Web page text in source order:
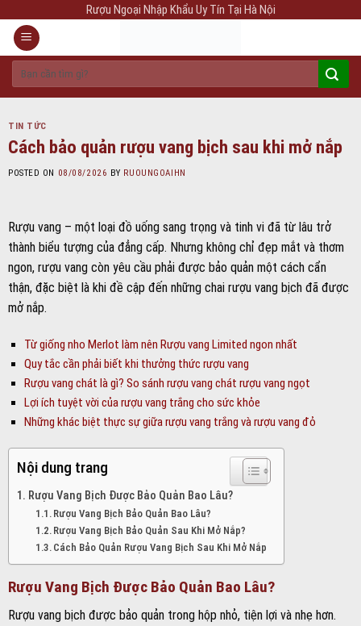
content
Rượu Ngoại Nhập Khẩu Uy Tín Tại Hà Nội
kiếm:
TIN TỨC
Cách bảo quản rượu vang bịch sau khi mở nắp
POSTED ON 08/08/2026 BY RUOUNGOAIHN
Rượu vang – một loại đồ uống sang trọng và tinh vi đã từ lâu trở
thành biểu tượng của đẳng cấp. Nhưng không chỉ đẹp mắt và thơm
ngon, rượu vang còn yêu cầu phải được bảo quản một cách cẩn
thận, đặc biệt là khi đề cập đến những chai rượu vang bịch đã được
mở nắp.
Từ giống nho Merlot làm nên Rượu vang Limited ngon nhất
Quy tắc cần phải biết khi thưởng thức rượu vang
Rượu vang chát là gì? So sánh rượu vang chát rượu vang ngọt
Lợi ích tuyệt vời của rượu vang trắng cho sức khỏe
Những khác biệt thực sự giữa rượu vang trắng và rượu vang đỏ
Nội dung trang
Rượu Vang Bịch Được Bảo Quản Bao Lâu?
Rượu Vang Bịch Bảo Quản Bao Lâu?
Rượu Vang Bịch Bảo Quản Sau Khi Mở Nắp?
Cách Bảo Quản Rượu Vang Bịch Sau Khi Mở Nắp
Rượu Vang Bịch Được Bảo Quản Bao Lâu?
Rượu vang bịch được bảo quản trong hộp nhỏ, tiện lợi và nhẹ hơn.